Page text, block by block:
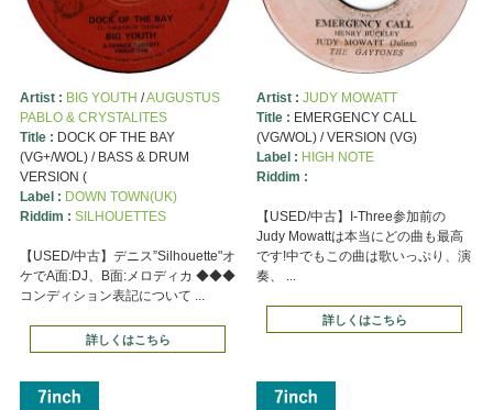
Artist : BIG YOUTH /AUGUSTUS
PABLO & CRYSTALITES
Title : DOCK OF THE BAY
(VG+/WOL) / BASS & DRUM
VERSION (
Label : DOWN TOWN(UK)
Riddim : SILHOUETTES
【USED/中古】デニス”Silhouette"オ
ケでA面:DJ、B面:メロディカ ◆◆◆
コンディション表記について ...
詳しくはこちら
Artist : JUDY MOWATT
Title : EMERGENCY CALL
(VG/WOL) / VERSION (VG)
Label : HIGH NOTE
Riddim :
【USED/中古】I-Three参加前の
Judy Mowattは本当にどの曲も最高
です!中でもこの曲は歌いっぷり、演
奏、 ...
詳しくはこちら